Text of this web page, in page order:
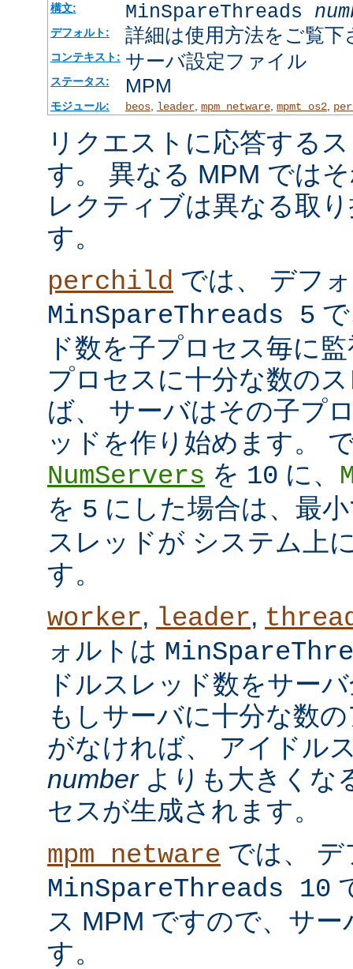
構文: MinSpareThreads
デフォルト: 詳細は使用方法をご覧下
コンテキスト: サーバ設定ファイル
ステータス: MPM
モジュール: beos, leader, mpm_netware, mpmt_os2,
リクエストに応答する
す。 異なる MPM では
レクティブは異なる取
す。
perchild では、 デフ
MinSpareThreads 5
ド数を子プロセス毎に
プロセスに十分な数の
ば、 サーバはその子プ
ッドを作り始めます。
NumServers を 10 に、
を 5 にした場合は、最
スレッドが システム上
す。
worker, leader,
ォルトは
ドルスレッド数をサー
もしサーバに十分な数
がなければ、 アイドル
numberよりも大きくな
セスが生成されます。
mpm_netware では、
MinSpareThreads 10
ス MPM ですので、サ
す。